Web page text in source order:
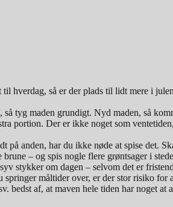
hverdag, så er der plads til lidt mere i
tyg maden grundigt. Nyd maden, så
portion. Der er ikke noget som
på anden, har du ikke nøde at spise det.
– og spis nogle flere grøntsager i
stykker om dagen – selvom det er
måltider over, er der stor risiko for
bedst af, at maven hele tiden har noget at